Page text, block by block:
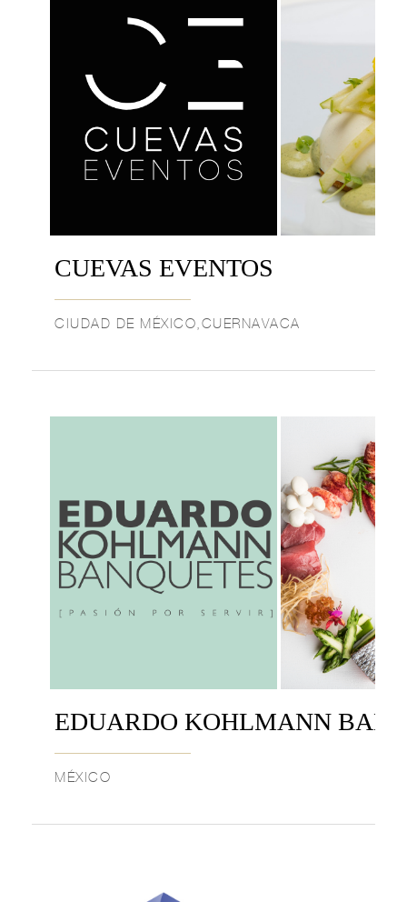
CUEVAS EVENTOS
CIUDAD DE MÉXICO,CUERNAVACA
EDUARDO KOHLMANN
MÉXICO